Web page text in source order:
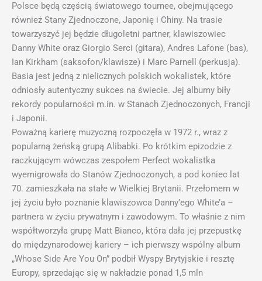
Polsce będą częścią światowego tournee, obejmującego
również Stany Zjednoczone, Japonię i Chiny. Na trasie
towarzyszyć jej będzie długoletni partner, klawiszowiec
Danny White oraz Giorgio Serci (gitara), Andres Lafone (bas),
Ian Kirkham (saksofon/klawisze) i Marc Parnell (perkusja).
Basia jest jedną z nielicznych polskich wokalistek, które
odniosły autentyczny sukces na świecie. Jej albumy biły
rekordy popularności m.in. w Stanach Zjednoczonych, Francji
i Japonii.
Poważną karierę muzyczną rozpoczęła w 1972 r., wraz z
popularną żeńską grupą Alibabki. Po krótkim epizodzie z
raczkującym wówczas zespołem Perfect wokalistka
wyemigrowała do Stanów Zjednoczonych, a pod koniec lat
70. zamieszkała na stałe w Wielkiej Brytanii. Przełomem w
jej życiu było poznanie klawiszowca Danny’ego White’a –
partnera w życiu prywatnym i zawodowym. To właśnie z nim
współtworzyła grupę Matt Bianco, która dała jej przepustkę
do międzynarodowej kariery – ich pierwszy wspólny album
„Whose Side Are You On” podbił Wyspy Brytyjskie i resztę
Europy, sprzedając się w nakładzie ponad 1,5 mln